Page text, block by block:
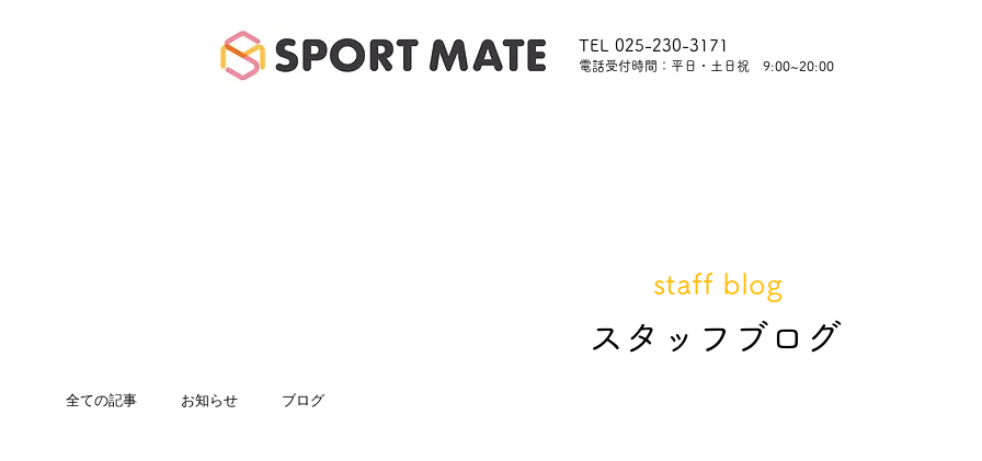
TEL 025-230-3171
​電話受付時間：平日・土日祝 9:00~20:00
全ての記事 お知らせ ブログ
​スタッフブログ
staff blog